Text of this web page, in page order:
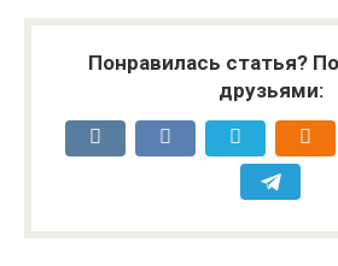
Понравилась статья?
друзьями: